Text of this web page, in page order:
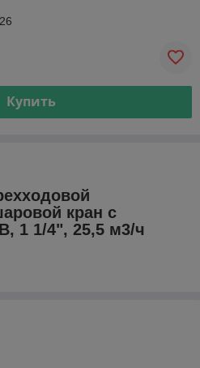
Купить
кран с
1 1/4", 25,5 м3/ч